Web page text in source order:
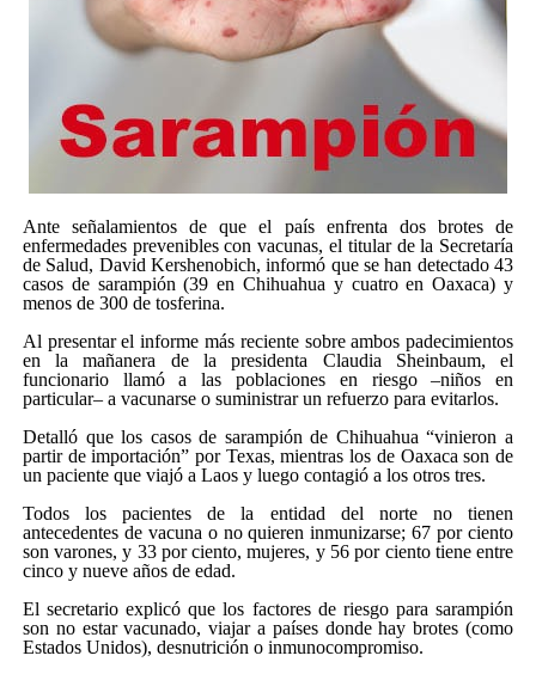
Ante señalamientos de que el país enfrenta dos brotes de
enfermedades prevenibles con vacunas, el titular de la Secretaría
de Salud, David Kershenobich, informó que se han detectado 43
casos de sarampión (39 en Chihuahua y cuatro en Oaxaca) y
menos de 300 de tosferina.
Al presentar el informe más reciente sobre ambos padecimientos
en la mañanera de la presidenta Claudia Sheinbaum, el
funcionario llamó a las poblaciones en riesgo –niños en
particular– a vacunarse o suministrar un refuerzo para evitarlos.
Detalló que los casos de sarampión de Chihuahua vinieron a
partir de importación
por Texas, mientras los de Oaxaca son de
un paciente que viajó a Laos y luego contagió a los otros tres.
Todos los pacientes de la entidad del norte no tienen
antecedentes de vacuna o no quieren inmunizarse; 67 por ciento
son varones, y 33 por ciento, mujeres, y 56 por ciento tiene entre
cinco y nueve años de edad.
El secretario explicó que los factores de riesgo para sarampión
son no estar vacunado, viajar a países donde hay brotes (como
Estados Unidos), desnutrición o inmunocompromiso.